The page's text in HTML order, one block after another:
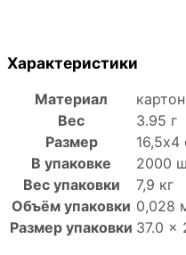
Характеристики
Материал
Вес
3.95 г
Размер
16,5х4
В упаковке
2000
Вес упаковки
7,9 кг
Объём упаковки 0,028
Размер упаковки 37.0 ×